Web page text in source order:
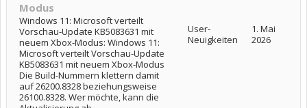
Modus
Windows 11: Microsoft verteilt
Vorschau-Update KB5083631 mit
neuem Xbox-Modus: Windows 11:
Microsoft verteilt Vorschau-Update
KB5083631 mit neuem Xbox-Modus
Die Build-Nummern klettern damit
auf 26200.8328 beziehungsweise
26100.8328. Wer möchte, kann die
User-
Neuigkeiten
1. Mai
2026